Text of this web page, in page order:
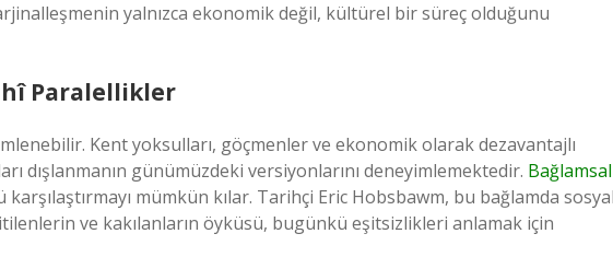
yalnızca ekonomik değil, kültürel bir süreç olduğunu
Paralellikler
Kent yoksulları, göçmenler ve ekonomik olarak dezavantajlı
dışlanmanın günümüzdeki versiyonlarını deneyimlemektedir. Bağlamsal
mümkün kılar. Tarihçi Eric Hobsbawm, bu bağlamda
ve kakılanların öyküsü, bugünkü eşitsizlikleri anlamak için